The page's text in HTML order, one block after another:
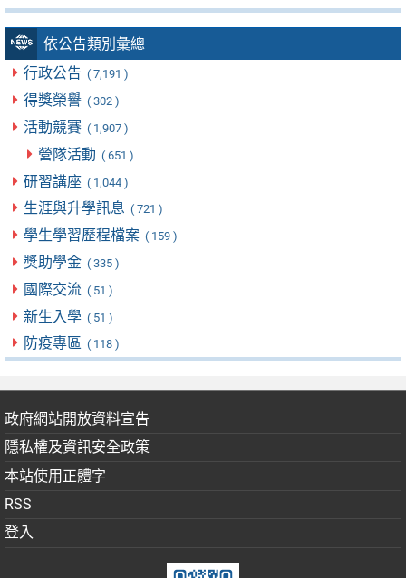
依公告類別彙總
行政公告 ( 7,191 )
得獎榮譽 ( 302 )
活動競賽 ( 1,907 )
營隊活動 ( 651 )
研習講座 ( 1,044 )
生涯與升學訊息 ( 721 )
學生學習歷程檔案 ( 159 )
獎助學金 ( 335 )
國際交流 ( 51 )
新生入學 ( 51 )
防疫專區 ( 118 )
政府網站開放資料宣告
隱私權及資訊安全政策
本站使用正體字
RSS
登入